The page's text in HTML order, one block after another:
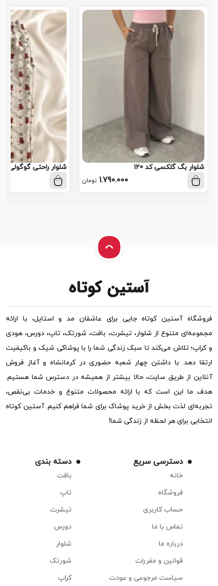
شلوار بگ گلکسی کد 120
1.790.000 تومان
شلوار راحتی گوگولی کد
فروشگاه آستین کوتاه جایی برای عاشقان مد و استایل، با ارائه
مجموعه‌ای متنوع از شلوار، تیشرت، بافت، شورتک، تاپ، دورس، هودی
و کراپ؛ تلاش می‌کند تا سبک زندگی شما را با پوشاکی شیک و باکیفیت
ارتقا دهد. با داشتن چهار شعبه حضوری در کرمانشاه و آغاز فروش
آنلاین از طریق سایت، حالا بیشتر از همیشه در دسترس شما هستیم.
هدف ما این است که با ارائه محصولات متنوع و خدمات بی‌نقص،
تجربه‌ای لذت بخش از خرید پوشاک برای شما فراهم کنیم. آستین کوتاه
انتخابی برای هر لحظه از زندگی شما!
دسترسی سریع
خانه
فروشگاه
حساب کاربری
تماس با ما
درباره ما
قوانین و مقررات
سیاست مرجوعی و عودت
دسته بندی
بافت
تاپ
تیشرت
دورس
شلوار
شورتک
کراپ